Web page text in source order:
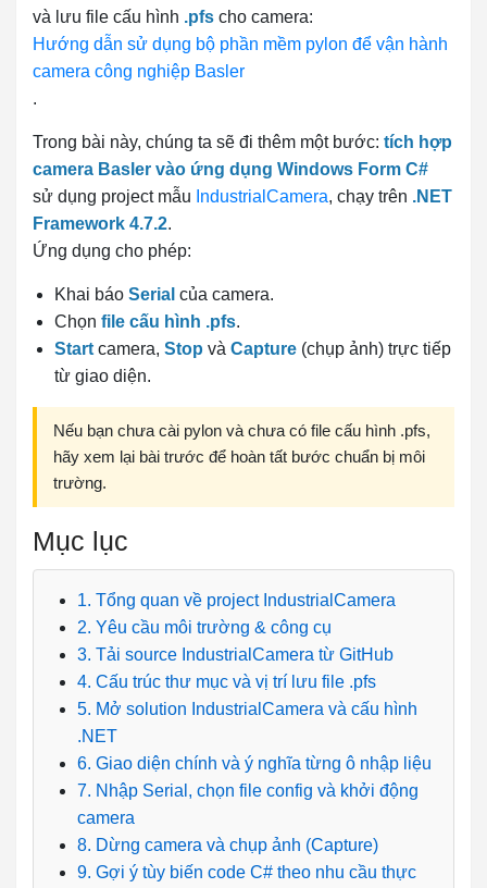
và lưu file cấu hình .pfs cho camera:
Hướng dẫn sử dụng bộ phần mềm pylon để vận hành
camera công nghiệp Basler
.
Trong bài này, chúng ta sẽ đi thêm một bước: tích hợp
camera Basler vào ứng dụng Windows Form C#
sử dụng project mẫu IndustrialCamera, chạy trên .NET
Framework 4.7.2.
Ứng dụng cho phép:
Khai báo Serial của camera.
Chọn file cấu hình .pfs.
Start camera, Stop và Capture (chụp ảnh) trực tiếp
từ giao diện.
Nếu bạn chưa cài pylon và chưa có file cấu hình .pfs,
hãy xem lại bài trước để hoàn tất bước chuẩn bị môi
trường.
Mục lục
1. Tổng quan về project IndustrialCamera
2. Yêu cầu môi trường & công cụ
3. Tải source IndustrialCamera từ GitHub
4. Cấu trúc thư mục và vị trí lưu file .pfs
5. Mở solution IndustrialCamera và cấu hình
.NET
6. Giao diện chính và ý nghĩa từng ô nhập liệu
7. Nhập Serial, chọn file config và khởi động
camera
8. Dừng camera và chụp ảnh (Capture)
9. Gợi ý tùy biến code C# theo nhu cầu thực